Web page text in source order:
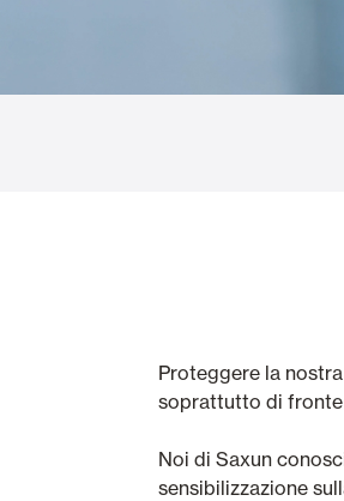
Proteggere la
soprattutto di fronte
Noi di Saxun
sensibilizzazione